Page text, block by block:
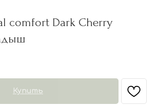
comfort Dark Cherry
Купить